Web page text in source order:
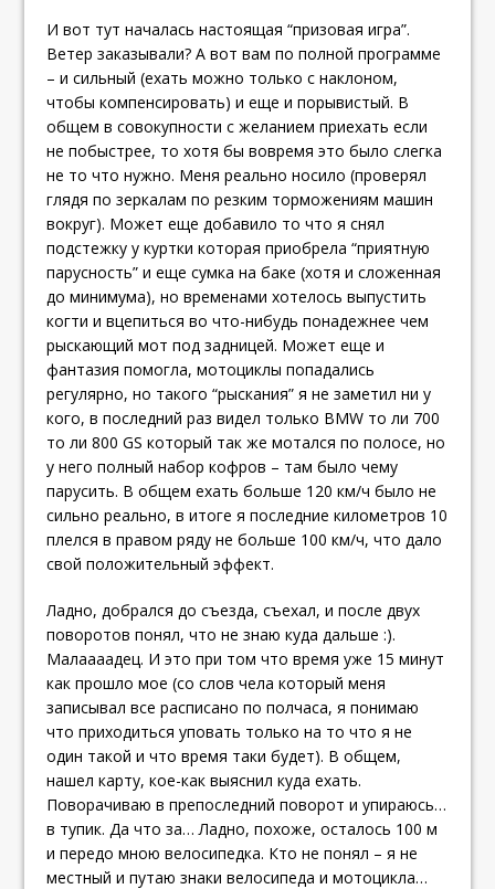
И вот тут началась настоящая “призовая игра”.
Ветер заказывали? А вот вам по полной программе
– и сильный (ехать можно только с наклоном,
чтобы компенсировать) и еще и порывистый. В
общем в совокупности с желанием приехать если
не побыстрее, то хотя бы вовремя это было слегка
не то что нужно. Меня реально носило (проверял
глядя по зеркалам по резким торможениям машин
вокруг). Может еще добавило то что я снял
подстежку у куртки которая приобрела “приятную
парусность” и еще сумка на баке (хотя и сложенная
до минимума), но временами хотелось выпустить
когти и вцепиться во что-нибудь понадежнее чем
рыскающий мот под задницей. Может еще и
фантазия помогла, мотоциклы попадались
регулярно, но такого “рыскания” я не заметил ни у
кого, в последний раз видел только BMW то ли 700
то ли 800 GS который так же мотался по полосе, но
у него полный набор кофров – там было чему
парусить. В общем ехать больше 120 км/ч было не
сильно реально, в итоге я последние километров 10
плелся в правом ряду не больше 100 км/ч, что дало
свой положительный эффект.
Ладно, добрался до съезда, съехал, и после двух
поворотов понял, что не знаю куда дальше :).
Малаааадец. И это при том что время уже 15 минут
как прошло мое (со слов чела который меня
записывал все расписано по полчаса, я понимаю
что приходиться уповать только на то что я не
один такой и что время таки будет). В общем,
нашел карту, кое-как выяснил куда ехать.
Поворачиваю в препоследний поворот и упираюсь…
в тупик. Да что за… Ладно, похоже, осталось 100 м
и передо мною велосипедка. Кто не понял – я не
местный и путаю знаки велосипеда и мотоцикла…